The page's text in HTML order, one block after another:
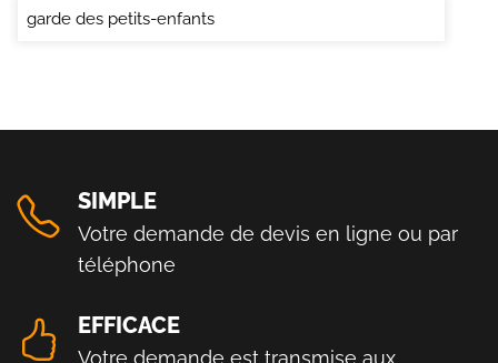
garde des petits-enfants
SIMPLE
Votre demande de devis en ligne ou par
téléphone
EFFICACE
Votre demande est transmise aux